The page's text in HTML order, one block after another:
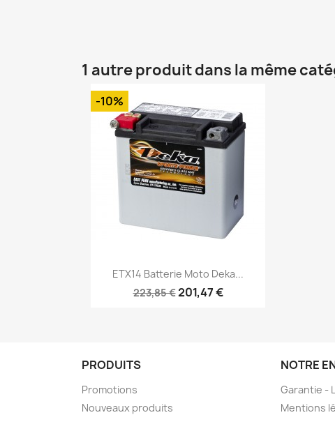
1 autre produit dans la même
ETX14 Batterie Moto Deka...
223,85 €201,47 €
-10%
Aperçu rapide
PRODUITS
Promotions
Nouveaux produits
NOTRE
Garantie -
Mentions